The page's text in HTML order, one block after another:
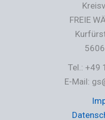
FREIE
Tel.: +49
E-Mail: